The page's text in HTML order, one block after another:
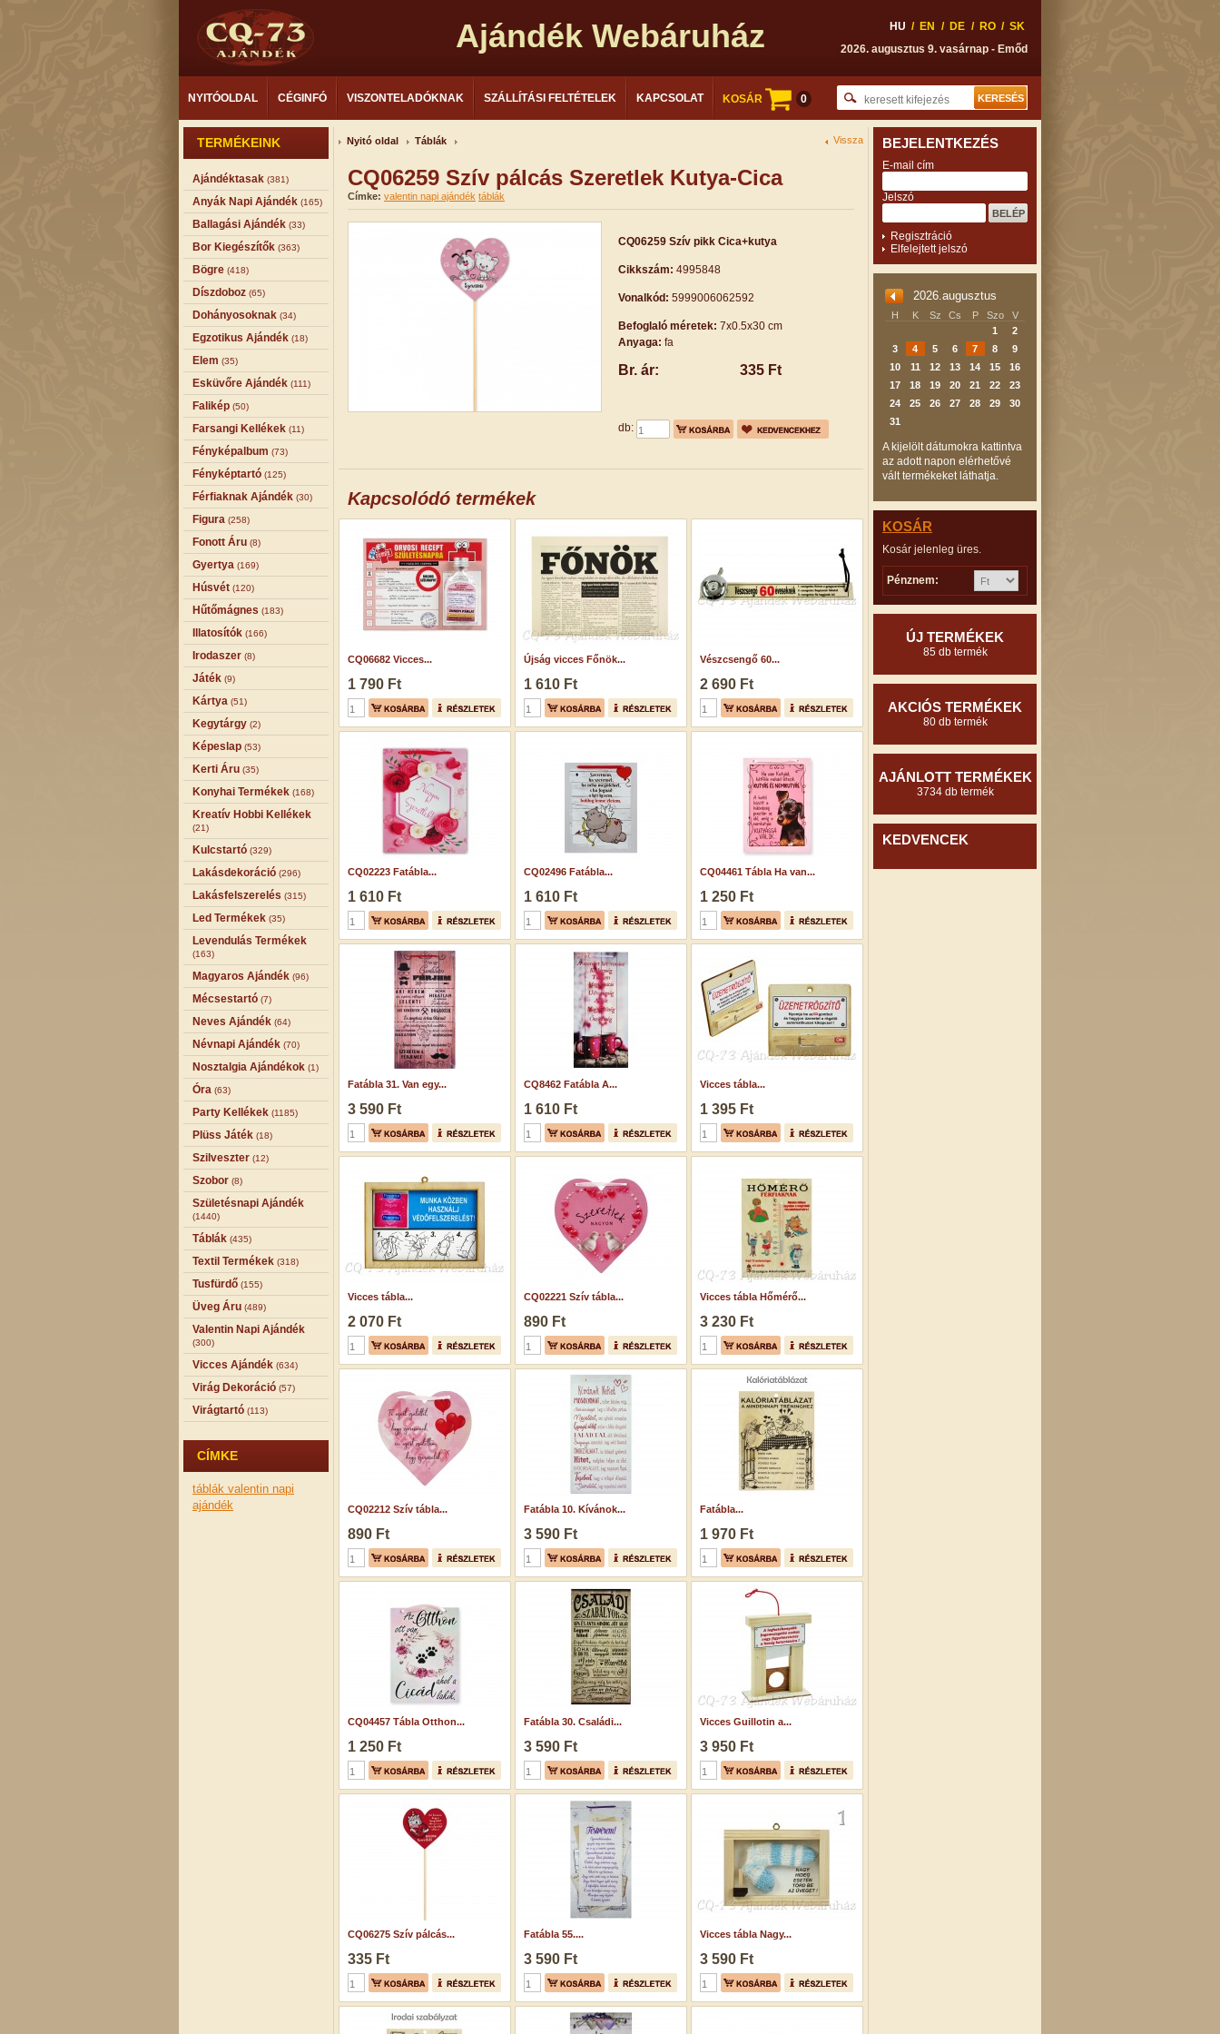
Ajándék Webáruház HU / EN / DE / RO / SK
2026. augusztus 9. vasárnap - Emőd
NYITÓOLDAL CÉGINFÓ VISZONTELADÓKNAK SZÁLLÍTÁSI FELTÉTELEK KAPCSOLAT KOSÁR 0
TERMÉKEINK
Ajándéktasak (381)
Anyák Napi Ajándék (165)
Ballagási Ajándék (33)
Bor Kiegészítők (363)
Bögre (418)
Díszdoboz (65)
Dohányosoknak (34)
Egzotikus Ajándék (18)
Elem (35)
Esküvőre Ajándék (111)
Falikép (50)
Farsangi Kellékek (11)
Fényképalbum (73)
Fényképtartó (125)
Férfiaknak Ajándék (30)
Figura (258)
Fonott Áru (8)
Gyertya (169)
Húsvét (120)
Hűtőmágnes (183)
Illatosítók (166)
Irodaszer (8)
Játék (9)
Kártya (51)
Kegytárgy (2)
Képeslap (53)
Kerti Áru (35)
Konyhai Termékek (168)
Kreatív Hobbi Kellékek
(21)
Kulcstartó (329)
Lakásdekoráció (296)
Lakásfelszerelés (315)
Led Termékek (35)
Levendulás Termékek
(163)
Magyaros Ajándék (96)
Mécsestartó (7)
Neves Ajándék (64)
Névnapi Ajándék (70)
Nosztalgia Ajándékok (1)
Óra (63)
Party Kellékek (1185)
Plüss Játék (18)
Szilveszter (12)
Szobor (8)
Születésnapi Ajándék
(1440)
Táblák (435)
Textil Termékek (318)
Tusfürdő (155)
Üveg Áru (489)
Valentin Napi Ajándék
(300)
Vicces Ajándék (634)
Virág Dekoráció (57)
Virágtartó (113)
CÍMKE
táblák valentin napi
ajándék
Nyitó oldal Táblák Vissza
CQ06259 Szív pálcás Szeretlek Kutya-Cica
Címke: valentin napi ajándék táblák
CQ06259 Szív pikk Cica+kutya
Cikkszám: 4995848
Vonalkód: 5999006062592
Befoglaló méretek: 7x0.5x30 cm
Anyaga: fa
Br. ár: 335 Ft
db:
Kapcsolódó termékek
CQ06682 Vicces...
1 790 Ft
Újság vicces Főnök...
1 610 Ft
Vészcsengő 60...
2 690 Ft
CQ02223 Fatábla...
1 610 Ft
CQ02496 Fatábla...
1 610 Ft
CQ04461 Tábla Ha van...
1 250 Ft
Fatábla 31. Van egy...
3 590 Ft
CQ8462 Fatábla A...
1 610 Ft
Vicces tábla...
1 395 Ft
Vicces tábla...
2 070 Ft
CQ02221 Szív tábla...
890 Ft
Vicces tábla Hőmérő...
3 230 Ft
CQ02212 Szív tábla...
890 Ft
Fatábla 10. Kívánok...
3 590 Ft
Fatábla...
1 970 Ft
CQ04457 Tábla Otthon...
1 250 Ft
Fatábla 30. Családi...
3 590 Ft
Vicces Guillotin a...
3 950 Ft
CQ06275 Szív pálcás...
335 Ft
Fatábla 55....
3 590 Ft
Vicces tábla Nagy...
3 590 Ft
BEJELENTKEZÉS
E-mail cím
Jelszó
Regisztráció
Elfelejtett jelszó
2026.augusztus
H K Sz Cs P Szo
V
1
2
3
4 5 6 7 8
9
10
11 12 13 14 15
16
17
18 19 20 21 22
23
24
25 26 27 28 29
30
31
A kijelölt dátumokra kattintva
az adott napon elérhetővé
vált termékeket láthatja.
KOSÁR
Kosár jelenleg üres.
Pénznem:
ÚJ TERMÉKEK
85 db termék
AKCIÓS TERMÉKEK
80 db termék
AJÁNLOTT TERMÉKEK
3734 db termék
KEDVENCEK